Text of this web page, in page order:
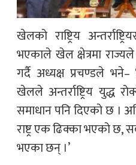
खेलको राष्ट्रिय
भएकाले खेल क्षेत्रमा
गर्दै अध्यक्ष प्रचण्डले
खेलले अन्तर्राष्ट्रिय युद्ध
समाधान पनि दिएको छ ।
राष्ट्र एक ढिक्का भएको
भएका छन् ।’